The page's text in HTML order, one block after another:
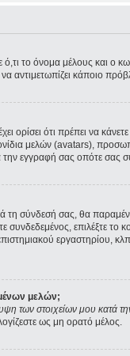
το όνομα μέλους και ο
αντιμετωπίζει κάποιο
ορίσει ότι πρέπει να
μελών (avatars),
εγγραφή σας οπότε σας
τη σύνδεσή σας, θα
επιλέξτε το
εργαστηρίου, κλπ.
μελών;
των στοιχείων μου κατά
ως μη ορατό μέλος.